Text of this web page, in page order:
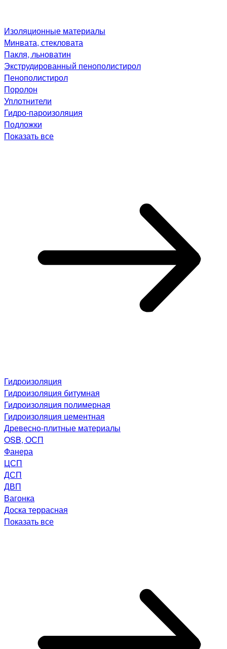
Изоляционные материалы
Минвата, стекловата
Пакля, льноватин
Экструдированный пенополистирол
Пенополистирол
Поролон
Уплотнители
Гидро-пароизоляция
Подложки
Показать все
Гидроизоляция
Гидроизоляция битумная
Гидроизоляция полимерная
Гидроизоляция цементная
Древесно-плитные материалы
OSB, ОСП
Фанера
ЦСП
ДСП
ДВП
Вагонка
Доска террасная
Показать все